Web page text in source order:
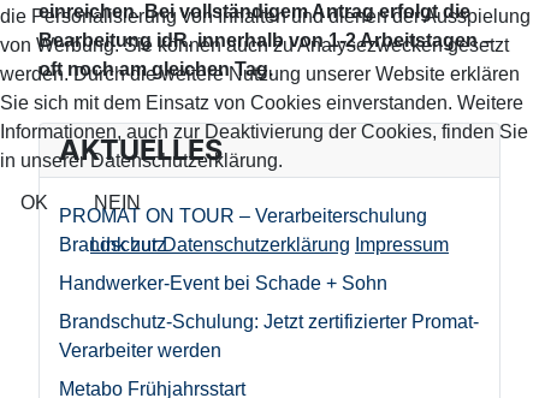
einreichen.Bei vollständigem Antrag erfolgt die
Bearbeitung idR. innerhalb von 1-2 Arbeitstagen –
oft noch am gleichen Tag.
AKTUELLES
PROMAT ON TOUR – Verarbeiterschulung
Brandschutz
Handwerker-Event bei Schade + Sohn
Brandschutz-Schulung: Jetzt zertifizierter Promat-
Verarbeiter werden
Metabo Frühjahrsstart
die Personalisierung von Inhalten und dienen der Ausspielung
von Werbung. Sie können auch zu Analysezwecken gesetzt
werden. Durch die weitere Nutzung unserer Website erklären
Sie sich mit dem Einsatz von Cookies einverstanden. Weitere
Informationen, auch zur Deaktivierung der Cookies, finden Sie
in unserer Datenschutzerklärung.
OK NEIN
Link zur Datenschutzerklärung Impressum